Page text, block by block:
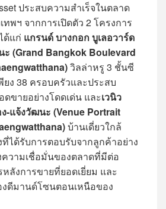
ประสบความสำเร็จในตลาด
พฯ จากการเปิดตัว 2 โครงการ
ด้แก่ แกรนด์ บางกอก บูเลอวาร์ด
ะ (Grand Bangkok Boulevard
วิลล่าหรู 3 ชั้นซี
ยง 38 ครอบครัวและประสบ
ดขายอย่างโดดเด่น และเวนิว
-แจ้งวัฒนะ (Venue Portrait
บ้านเดี่ยวใกล้
ได้รับการตอบรับจากลูกค้าอย่าง
วามเชื่อมั่นของตลาดที่มีต่อ
ลังการขายที่ยอดเยี่ยม และ
ดีมานด์โซนตอนเหนือของ